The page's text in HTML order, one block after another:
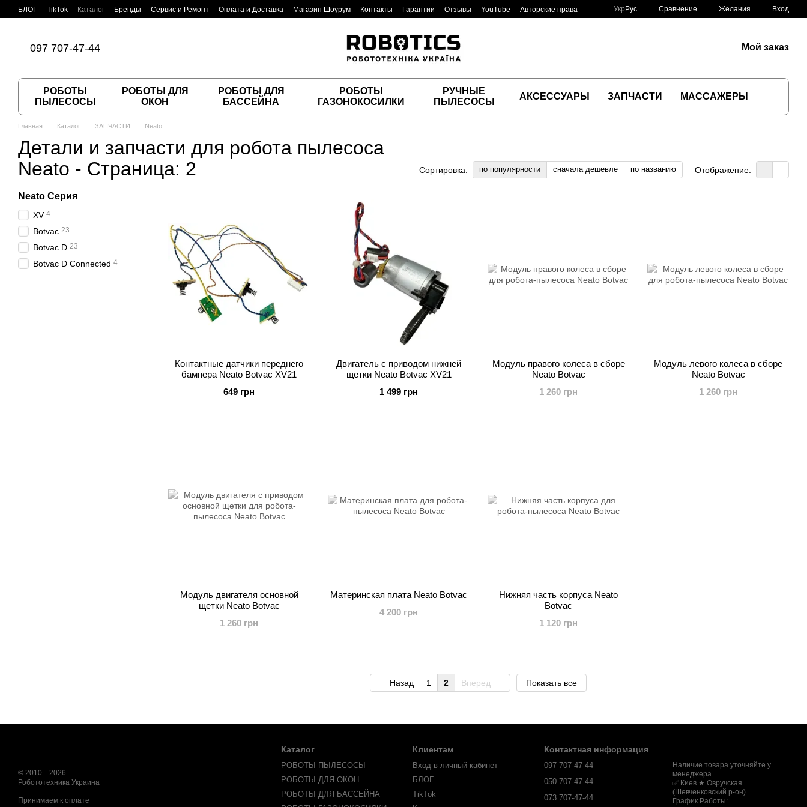
Перейти к основному контенту
БЛОГ TikTok Каталог Бренды Сервис и Ремонт Оплата и Доставка Магазин Шоурум Контакты Гарантии Отзывы YouTube
Авторские права
Укр Рус Сравнение Желания Вход
097 707-47-44 Мой заказ
РОБОТЫ
ПЫЛЕСОСЫ
РОБОТЫ ДЛЯ
ОКОН
РОБОТЫ ДЛЯ
БАССЕЙНА
РОБОТЫ
ГАЗОНОКОСИЛКИ
РУЧНЫЕ
ПЫЛЕСОСЫ
АКСЕССУАРЫ ЗАПЧАСТИ МАССАЖЕРЫ
Главная Каталог ЗАПЧАСТИ Neato
Детали и запчасти для робота пылесоса
Neato - Страница: 2
Сортировка: по популярности сначала дешевле по названию Отображение:
Контактные датчики переднего
бампера Neato Botvac XV21
649 грн
Двигатель с приводом нижней
щетки Neato Botvac XV21
1 499 грн
Модуль правого колеса в сборе
Neato Botvac
1 260 грн
Модуль левого колеса в сборе
Neato Botvac
1 260 грн
Модуль двигателя основной
щетки Neato Botvac
1 260 грн
Материнская плата Neato Botvac
4 200 грн
Нижняя часть корпуса Neato
Botvac
1 120 грн
Назад 1 2 Вперед Показать все
Neato Серия
XV 4
Botvac 23
Botvac D 23
Botvac D Connected 4
© 2010—2026
Робототехника Украина
Принимаем к оплате
Каталог
РОБОТЫ ПЫЛЕСОСЫ
РОБОТЫ ДЛЯ ОКОН
РОБОТЫ ДЛЯ БАССЕЙНА
Клиентам
Вход в личный кабинет
БЛОГ
TikTok
Контактная информация
097 707-47-44
050 707-47-44
073 707-47-44
Наличие товара уточняйте у
менеджера
✅ Киев ★ Овручская
(Шевченковский р-он)
График Работы: